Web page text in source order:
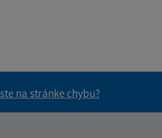
na stránke chybu?